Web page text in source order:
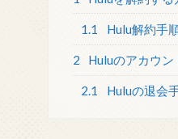
1.1 Hulu解約手
2 Huluのアカウ
2.1 Huluの退会